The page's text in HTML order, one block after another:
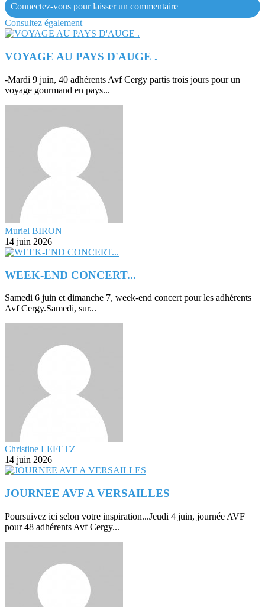
Connectez-vous pour laisser un commentaire
Consultez également
VOYAGE AU PAYS D'AUGE .
-Mardi 9 juin, 40 adhérents Avf Cergy partis trois jours pour un
voyage gourmand en pays...
Muriel BIRON
14 juin 2026
WEEK-END CONCERT...
Samedi 6 juin et dimanche 7, week-end concert pour les adhérents
Avf Cergy.Samedi, sur...
Christine LEFETZ
14 juin 2026
JOURNEE AVF A VERSAILLES
Poursuivez ici selon votre inspiration...Jeudi 4 juin, journée AVF
pour 48 adhérents Avf Cergy...